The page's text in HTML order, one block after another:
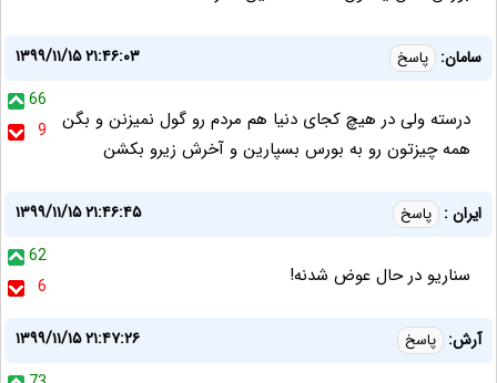
سامان: پاسخ
۱۳۹۹/۱۱/۱۵ ۲۱:۴۶:۰۳
66
9
درسته ولی در هیچ کجای دنیا هم مردم رو گول نمیزنن و بگن
همه چیزتون رو به بورس بسپارین و آخرش زیرو بکشن
ایران : پاسخ
۱۳۹۹/۱۱/۱۵ ۲۱:۴۶:۴۵
62
6
سناریو در حال عوض شدنه!
آرش: پاسخ
۱۳۹۹/۱۱/۱۵ ۲۱:۴۷:۲۶